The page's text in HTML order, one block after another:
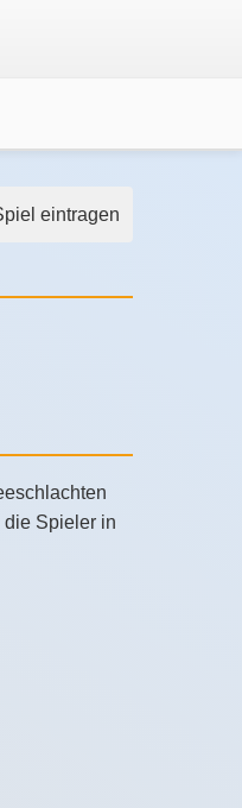
eintragen
die Spieler in